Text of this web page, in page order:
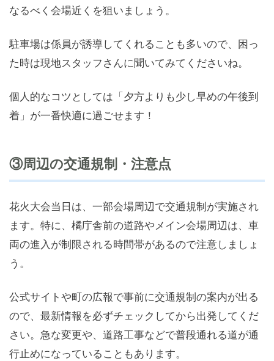
なるべく会場近くを狙いましょう。
駐車場は係員が誘導してくれることも多いので、困っ
た時は現地スタッフさんに聞いてみてくださいね。
個人的なコツとしては「夕方よりも少し早めの午後到
着」が一番快適に過ごせます！
③周辺の交通規制・注意点
花火大会当日は、一部会場周辺で交通規制が実施され
ます。特に、橘庁舎前の道路やメイン会場周辺は、車
両の進入が制限される時間帯があるので注意しましょ
う。
公式サイトや町の広報で事前に交通規制の案内が出る
ので、最新情報を必ずチェックしてから出発してくだ
さい。急な変更や、道路工事などで普段通れる道が通
行止めになっていることもあります。